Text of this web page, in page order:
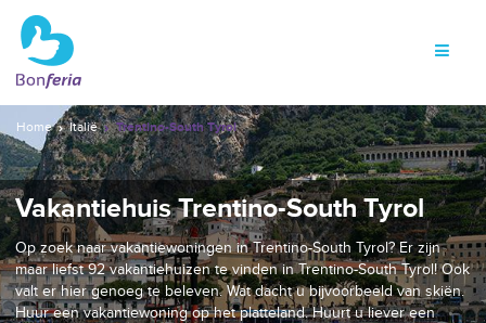
Home Italië Trentino-South Tyrol
Vakantiehuis Trentino-South Tyrol
Op zoek naar vakantiewoningen in Trentino-South Tyrol? Er zijn
maar liefst 92 vakantiehuizen te vinden in Trentino-South Tyrol! Ook
valt er hier genoeg te beleven. Wat dacht u bijvoorbeeld van skiën.
Huur een vakantiewoning op het platteland. Huurt u liever een